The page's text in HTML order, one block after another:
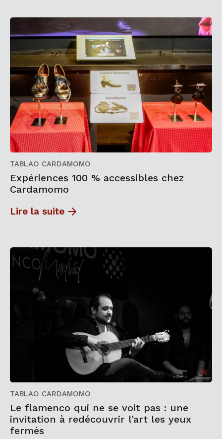
TABLAO CARDAMOMO
Expériences 100 % accessibles chez
Cardamomo
Lire la suite
TABLAO CARDAMOMO
Le flamenco qui ne se voit pas : une
invitation à redécouvrir l’art les yeux
fermés